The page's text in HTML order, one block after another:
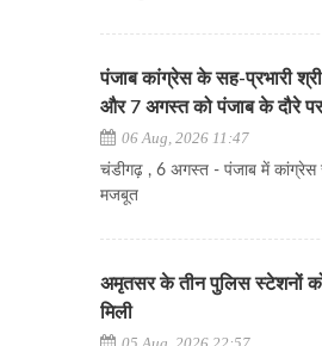
पंजाब कांग्रेस के सह-प्रभारी
और 7 अगस्त को पंजाब के दौरे
06 Aug, 2026 11:47
चंडीगढ़ , 6 अगस्त - पंजाब में
मजबूत
अमृतसर के तीन पुलिस स्टेशनों
मिली